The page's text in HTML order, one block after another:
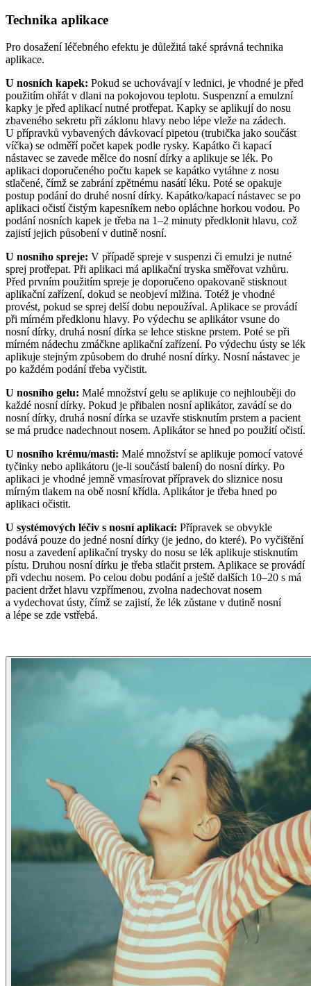
Technika aplikace
Pro dosažení léčebného efektu je důležitá také správná technika
aplikace.
U nosních kapek: Pokud se uchovávají v lednici, je vhodné je před
použitím ohřát v dlani na pokojovou teplotu. Suspenzní a emulzní
kapky je před aplikací nutné protřepat. Kapky se aplikují do nosu
zbaveného sekretu při záklonu hlavy nebo lépe vleže na zádech.
U přípravků vybavených dávkovací pipetou (trubička jako součást
víčka) se odměří počet kapek podle rysky. Kapátko či kapací
nástavec se zavede mělce do nosní dírky a aplikuje se lék. Po
aplikaci doporučeného počtu kapek se kapátko vytáhne z nosu
stlačené, čímž se zabrání zpětnému nasátí léku. Poté se opakuje
postup podání do druhé nosní dírky. Kapátko/kapací nástavec se po
aplikaci očistí čistým kapesníkem nebo opláchne horkou vodou. Po
podání nosních kapek je třeba na 1–2 minuty předklonit hlavu, což
zajistí jejich působení v dutině nosní.
U nosního spreje: V případě spreje v suspenzi či emulzi je nutné
sprej protřepat. Při aplikaci má aplikační tryska směřovat vzhůru.
Před prvním použitím spreje je doporučeno opakovaně stisknout
aplikační zařízení, dokud se neobjeví mlžina. Totéž je vhodné
provést, pokud se sprej delší dobu nepoužíval. Aplikace se provádí
při mírném předklonu hlavy. Po výdechu se aplikátor vsune do
nosní dírky, druhá nosní dírka se lehce stiskne prstem. Poté se při
mírném nádechu zmáčkne aplikační zařízení. Po výdechu ústy se lék
aplikuje stejným způsobem do druhé nosní dírky. Nosní nástavec je
po každém podání třeba vyčistit.
U nosního gelu: Malé množství gelu se aplikuje co nejhlouběji do
každé nosní dírky. Pokud je přibalen nosní aplikátor, zavádí se do
nosní dírky, druhá nosní dírka se uzavře stisknutím prstem a pacient
se má prudce nadechnout nosem. Aplikátor se hned po použití očistí.
U nosního krému/masti: Malé množství se aplikuje pomocí vatové
tyčinky nebo aplikátoru (je-li součástí balení) do nosní dírky. Po
aplikaci je vhodné jemně vmasírovat přípravek do sliznice nosu
mírným tlakem na obě nosní křídla. Aplikátor je třeba hned po
aplikaci očistit.
U systémových léčiv s nosní aplikací: Přípravek se obvykle
podává pouze do jedné nosní dírky (je jedno, do které). Po vyčištění
nosu a zavedení aplikační trysky do nosu se lék aplikuje stisknutím
pístu. Druhou nosní dírku je třeba stlačit prstem. Aplikace se provádí
při vdechu nosem. Po celou dobu podání a ještě dalších 10–20 s má
pacient držet hlavu vzpřímenou, zvolna nadechovat nosem
a vydechovat ústy, čímž se zajistí, že lék zůstane v dutině nosní
a lépe se zde vstřebá.